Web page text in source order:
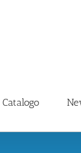
Catalogo